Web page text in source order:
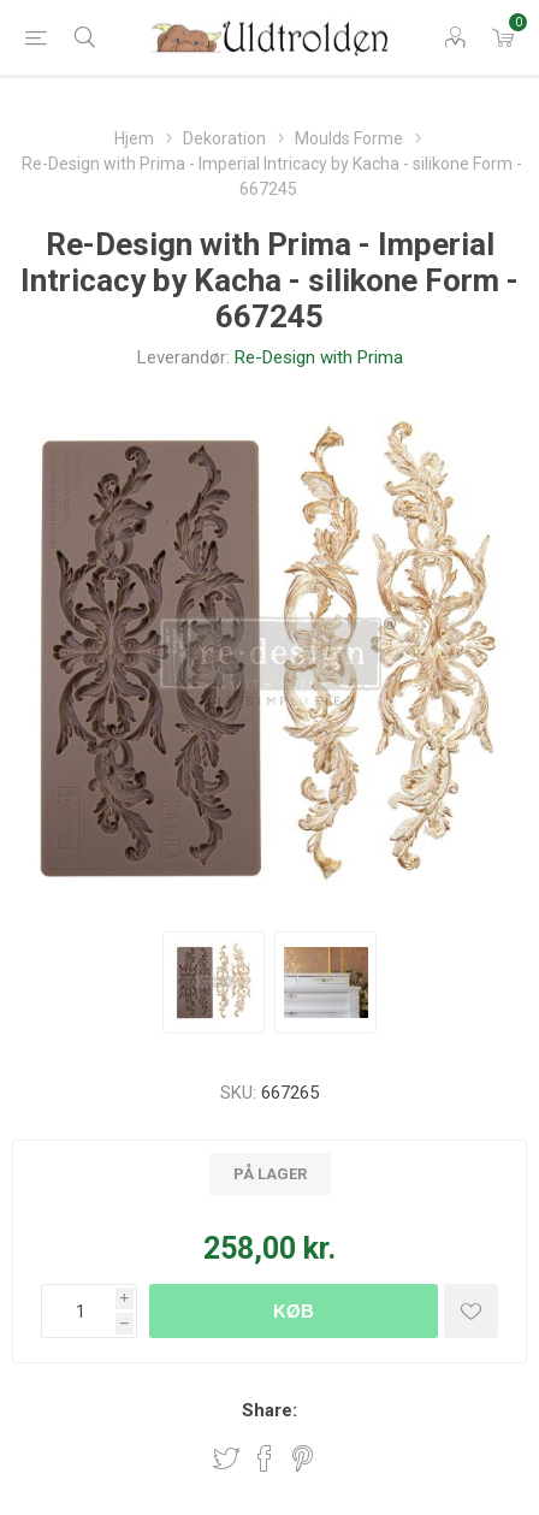
0
Hjem Dekoration
Moulds Forme
Re-Design with Prima - Imperial Intricacy by Kacha - silikone Form -
667245
Re-Design with Prima - Imperial
Intricacy by Kacha - silikone Form -
667245
Leverandør: Re-Design with Prima
SKU: 667265
PÅ LAGER
258,00 kr.
i
h
KØB
Share: